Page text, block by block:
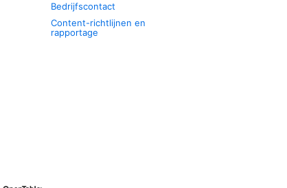
Bedrijfscontact
Content-richtlijnen en
rapportage